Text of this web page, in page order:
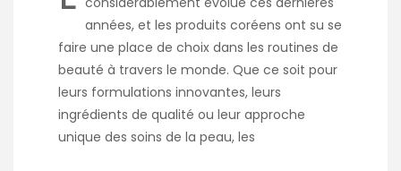
années, et les produits coréens ont su se
faire une place de choix dans les routines de
beauté à travers le monde. Que ce soit pour
leurs formulations innovantes, leurs
ingrédients de qualité ou leur approche
unique des soins de la peau, les